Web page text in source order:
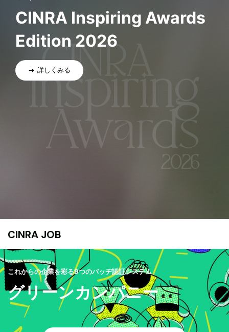
CINRA Inspiring Awards
Edition 2026
詳しくみる
CINRA JOB
これからの企業を彩る9つのバッヂ認証システム
グリーンカンパニー